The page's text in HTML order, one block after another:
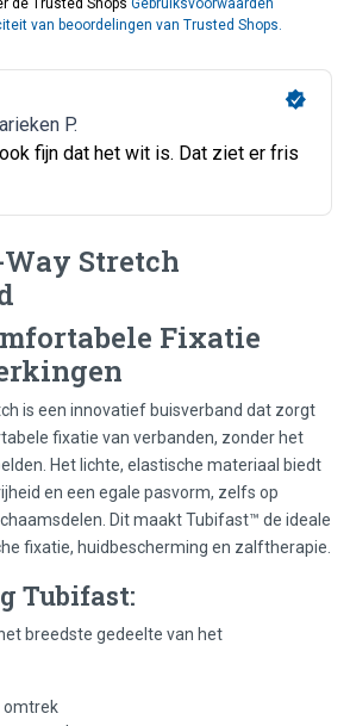
Stretch
Fixatie
is een innovatief buisverband dat zorgt
fixatie van verbanden, zonder het
Het lichte, elastische materiaal biedt
en een egale pasvorm, zelfs op
Dit maakt Tubifast™ de ideale
fixatie, huidbescherming en zalftherapie.
Tubifast:
breedste gedeelte van het
omtrek